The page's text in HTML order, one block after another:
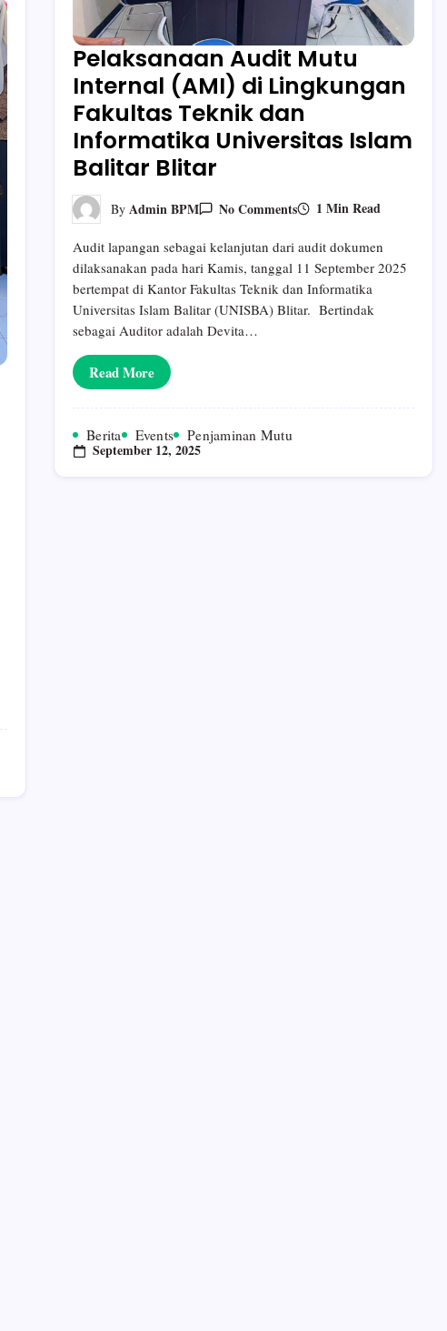
Pelaksanaan Audit Mutu
Internal (AMI) di Lingkungan
Fakultas Teknik dan
Informatika Universitas Islam
Balitar Blitar
By Admin BPM No CommentsOn
Pelaksanaan
Mutu
Internal
(AMI)
Di
Lingkungan
1 Min Read
Audit lapangan sebagai kelanjutan dari audit dokumen
dilaksanakan pada hari Kamis, tanggal 11 September 2025
bertempat di Kantor Fakultas Teknik dan Informatika
Universitas Islam Balitar (UNISBA) Blitar. Bertindak
sebagai Auditor adalah Devita…
Read More
Berita Events Penjaminan Mutu
September 12, 2025